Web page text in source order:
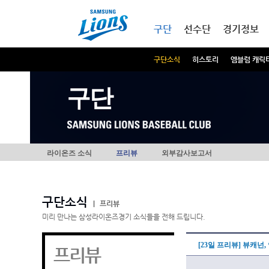
구단
구단소식 히스토리 엠블럼 캐릭
선수단 경기정보
구단
라이온즈 소식 프리뷰 외부감사보고서
구단소식
프리뷰
미리 만나는 삼성라이온즈경기 소식들을 전해 드립니다.
프리뷰 [23일 프리뷰] 뷰캐넌